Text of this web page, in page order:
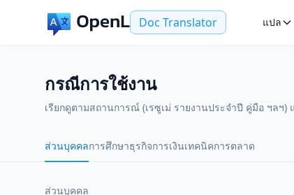
Doc Translator แปล
กรณีการใช้งาน
เรียกดูตามสถานการณ์ (เรซูเม่ รายงานประจำปี คู่มือ ฯลฯ)
ส่วนบุคคลการศึกษาธุรกิจการเงินเทคนิคการตลาด
ส่วนบุคคล